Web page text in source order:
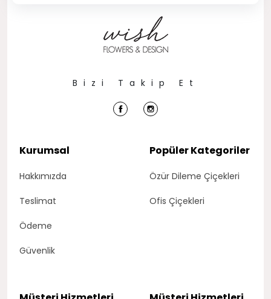
Kurumsal
Hakkımızda
Teslimat
Ödeme
Güvenlik
Popüler Kategoriler
Özür Dileme Çiçekleri
Ofis Çiçekleri
Bizi Takip Et